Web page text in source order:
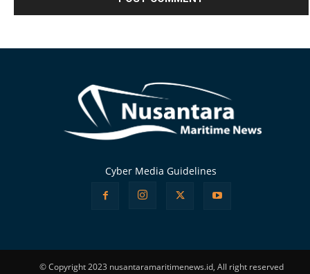
Cyber Media Guidelines
© Copyright 2023 nusantaramaritimenews.id, All right reserved